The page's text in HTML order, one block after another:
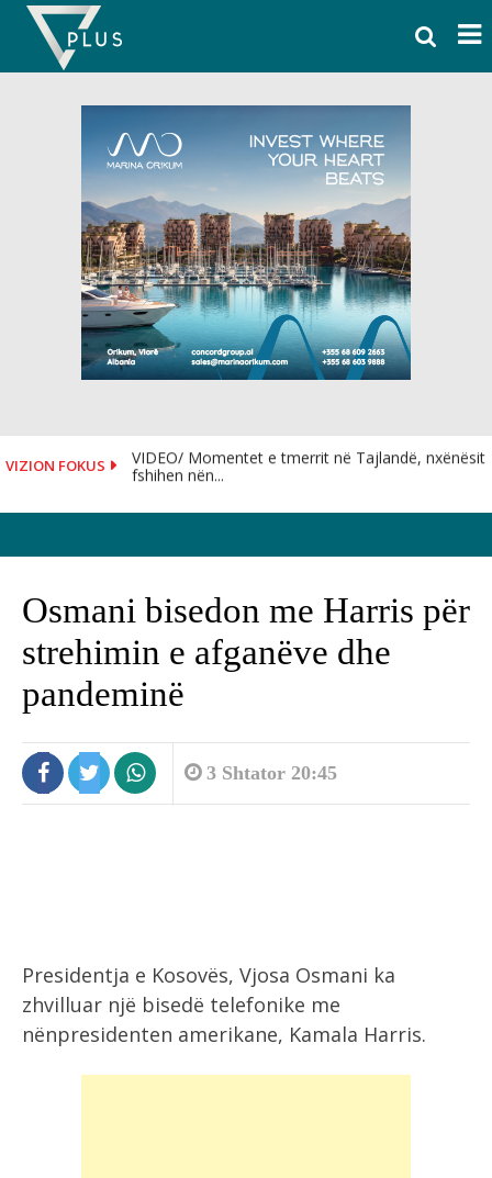
Skip
content
VIZION FOKUS
VIDEO/ Momentet e tmerrit në Tajlandë, nxënësit
fshihen nën...
Osmani bisedon me Harris për
strehimin e afganëve dhe
pandeminë
3 Shtator 20:45
Presidentja e Kosovës, Vjosa Osmani ka
zhvilluar një bisedë telefonike me
nënpresidenten amerikane, Kamala Harris.